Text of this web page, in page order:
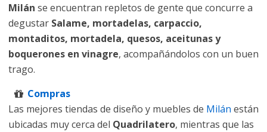
Milán se encuentran repletos de gente que concurre a
degustar Salame, mortadelas, carpaccio,
montaditos, mortadela, quesos, aceitunas y
boquerones en vinagre, acompañándolos con un buen
trago.
Compras
Las mejores tiendas de diseño y muebles de Milán están
ubicadas muy cerca del Quadrilatero, mientras que las